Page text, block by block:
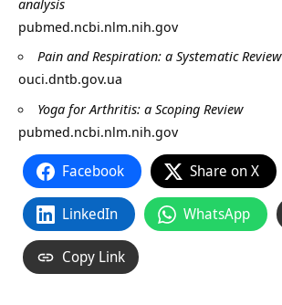
pubmed.ncbi.nlm.nih.gov
Pain and Respiration: a Systematic Review
ouci.dntb.gov.ua
Yoga for Arthritis: a Scoping Review
pubmed.ncbi.nlm.nih.gov
Facebook Share on X
LinkedIn WhatsApp
Copy Link